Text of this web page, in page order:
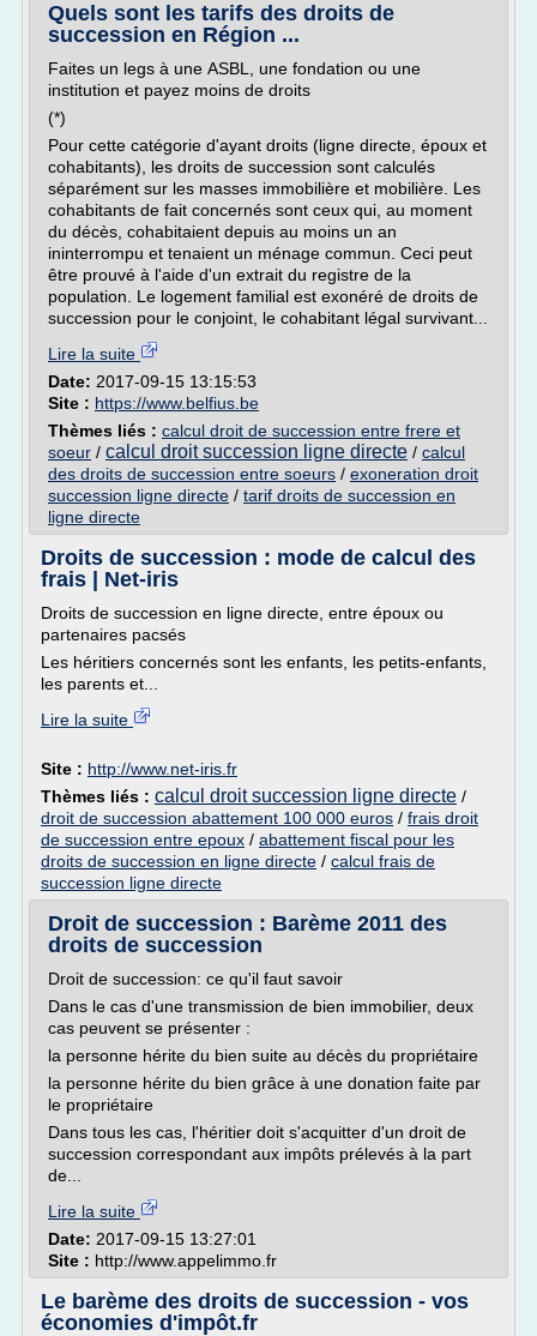
Quels sont les tarifs des droits de
succession en Région ...
Faites un legs à une ASBL, une fondation ou une
institution et payez moins de droits
(*)
Pour cette catégorie d'ayant droits (ligne directe, époux et
cohabitants), les droits de succession sont calculés
séparément sur les masses immobilière et mobilière. Les
cohabitants de fait concernés sont ceux qui, au moment
du décès, cohabitaient depuis au moins un an
ininterrompu et tenaient un ménage commun. Ceci peut
être prouvé à l'aide d'un extrait du registre de la
population. Le logement familial est exonéré de droits de
succession pour le conjoint, le cohabitant légal survivant...
Lire la suite
Date: 2017-09-15 13:15:53
Site : https://www.belfius.be
Thèmes liés : calcul droit de succession entre frere et
soeur / calcul droit succession ligne directe / calcul
des droits de succession entre soeurs / exoneration droit
succession ligne directe / tarif droits de succession en
ligne directe
Droits de succession : mode de calcul des
frais | Net-iris
Droits de succession en ligne directe, entre époux ou
partenaires pacsés
Les héritiers concernés sont les enfants, les petits-enfants,
les parents et...
Lire la suite
Site : http://www.net-iris.fr
Thèmes liés : calcul droit succession ligne directe /
droit de succession abattement 100 000 euros / frais droit
de succession entre epoux / abattement fiscal pour les
droits de succession en ligne directe / calcul frais de
succession ligne directe
Droit de succession : Barème 2011 des
droits de succession
Droit de succession: ce qu'il faut savoir
Dans le cas d'une transmission de bien immobilier, deux
cas peuvent se présenter :
la personne hérite du bien suite au décès du propriétaire
la personne hérite du bien grâce à une donation faite par
le propriétaire
Dans tous les cas, l'héritier doit s'acquitter d'un droit de
succession correspondant aux impôts prélevés à la part
de...
Lire la suite
Date: 2017-09-15 13:27:01
Site : http://www.appelimmo.fr
Le barème des droits de succession - vos
économies d'impôt.fr